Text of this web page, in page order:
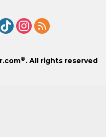
®. All rights reserved